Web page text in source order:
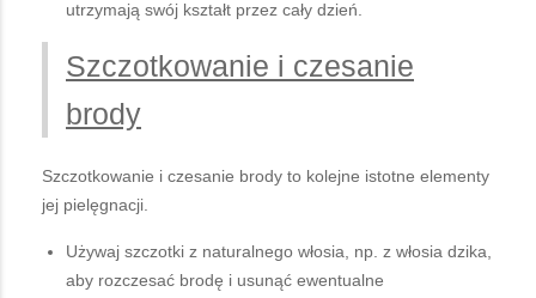
utrzymają swój kształt przez cały dzień.
Szczotkowanie i czesanie
brody
Szczotkowanie i czesanie brody to kolejne istotne elementy
jej pielęgnacji.
Używaj szczotki z naturalnego włosia, np. z włosia dzika,
aby rozczesać brodę i usunąć ewentualne